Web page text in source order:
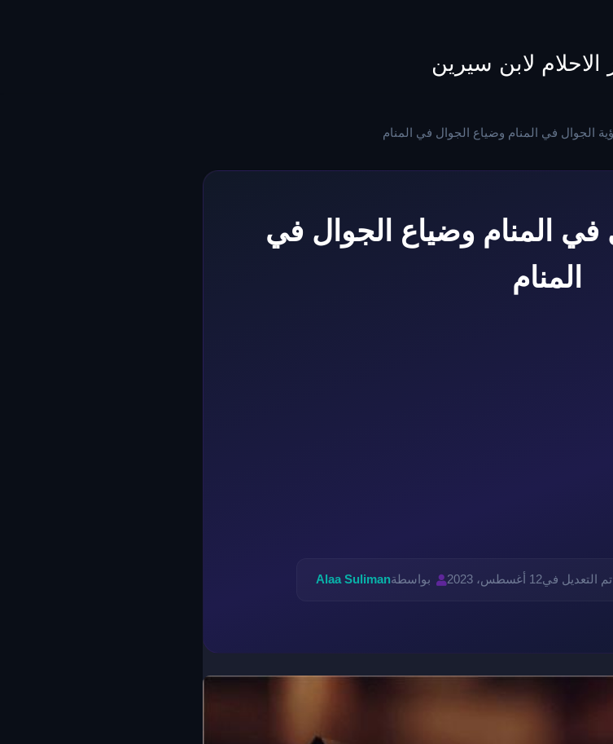
الاحلام لابن سيرين
الجوال في المنام وضياع الجوال في المنام
في المنام وضياع الجوال في
المنام
التعديل في12 أغسطس، 2023 بواسطةAlaa Suliman